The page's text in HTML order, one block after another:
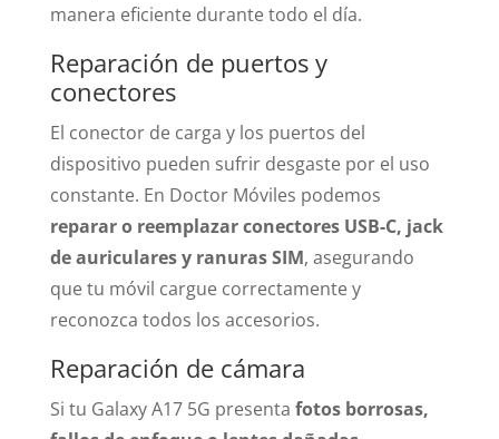
manera eficiente durante todo el día.
Reparación de puertos y
conectores
El conector de carga y los puertos del
dispositivo pueden sufrir desgaste por el uso
constante. En Doctor Móviles podemos
reparar o reemplazar conectores USB-C, jack
de auriculares y ranuras SIM, asegurando
que tu móvil cargue correctamente y
reconozca todos los accesorios.
Reparación de cámara
Si tu Galaxy A17 5G presenta fotos borrosas,